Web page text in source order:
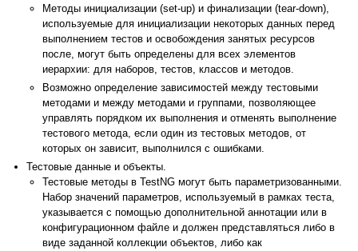
Методы инициализации (set-up) и финализации (tear-down),
используемые для инициализации некоторых данных перед
выполнением тестов и освобождения занятых ресурсов
после, могут быть определены для всех элементов
иерархии: для наборов, тестов, классов и методов.
Возможно определение зависимостей между тестовыми
методами и между методами и группами, позволяющее
управлять порядком их выполнения и отменять выполнение
тестового метода, если один из тестовых методов, от
которых он зависит, выполнился с ошибками.
Тестовые данные и объекты.
Тестовые методы в TestNG могут быть параметризованными.
Набор значений параметров, используемый в рамках теста,
указывается с помощью дополнительной аннотации или в
конфигурационном файле и должен представляться либо в
виде заданной коллекции объектов, либо как